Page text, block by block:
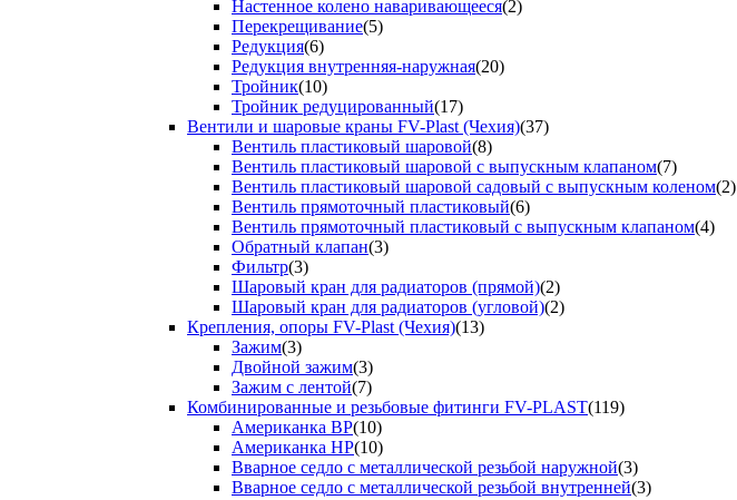
Настенное колено наваривающееся(2)
Перекрещивание(5)
Редукция(6)
Редукция внутренняя-наружная(20)
Тройник(10)
Тройник редуцированный(17)
Вентили и шаровые краны FV-Plast (Чехия)(37)
Вентиль пластиковый шаровой(8)
Вентиль пластиковый шаровой с выпускным клапаном(7)
Вентиль пластиковый шаровой садовый с выпускным коленом(2)
Вентиль прямоточный пластиковый(6)
Вентиль прямоточный пластиковый с выпускным клапаном(4)
Обратный клапан(3)
Фильтр(3)
Шаровый кран для радиаторов (прямой)(2)
Шаровый кран для радиаторов (угловой)(2)
Крепления, опоры FV-Plast (Чехия)(13)
Зажим(3)
Двойной зажим(3)
Зажим с лентой(7)
Комбинированные и резьбовые фитинги FV-PLAST(119)
Американка ВР(10)
Американка НР(10)
Вварное седло с металлической резьбой наружной(3)
Вварное седло с металлической резьбой внутренней(3)